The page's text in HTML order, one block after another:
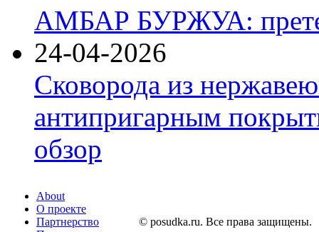
АМБАР БУРЖУА:
24-04-2026
Сковорода из
антипригарным
обзор
About
О проекте
Партнерство
© posudka.ru. Все права защищены.